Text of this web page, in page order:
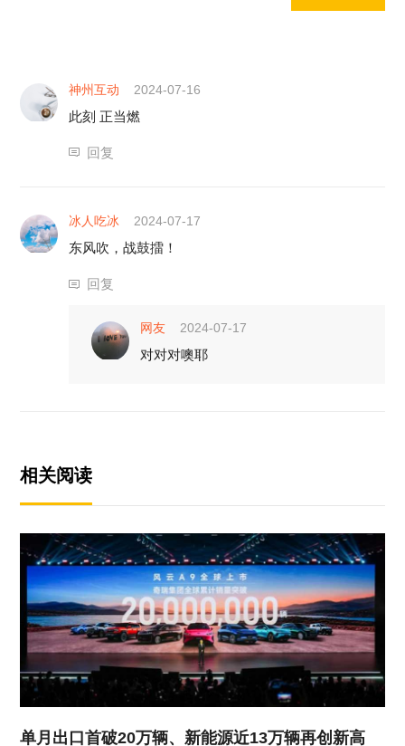
神州互动 2024-07-16
此刻 正当燃
回复
冰人吃冰 2024-07-17
东风吹，战鼓擂！
回复
网友 2024-07-17
对对对噢耶
相关阅读
单月出口首破20万辆、新能源近13万辆再创新高